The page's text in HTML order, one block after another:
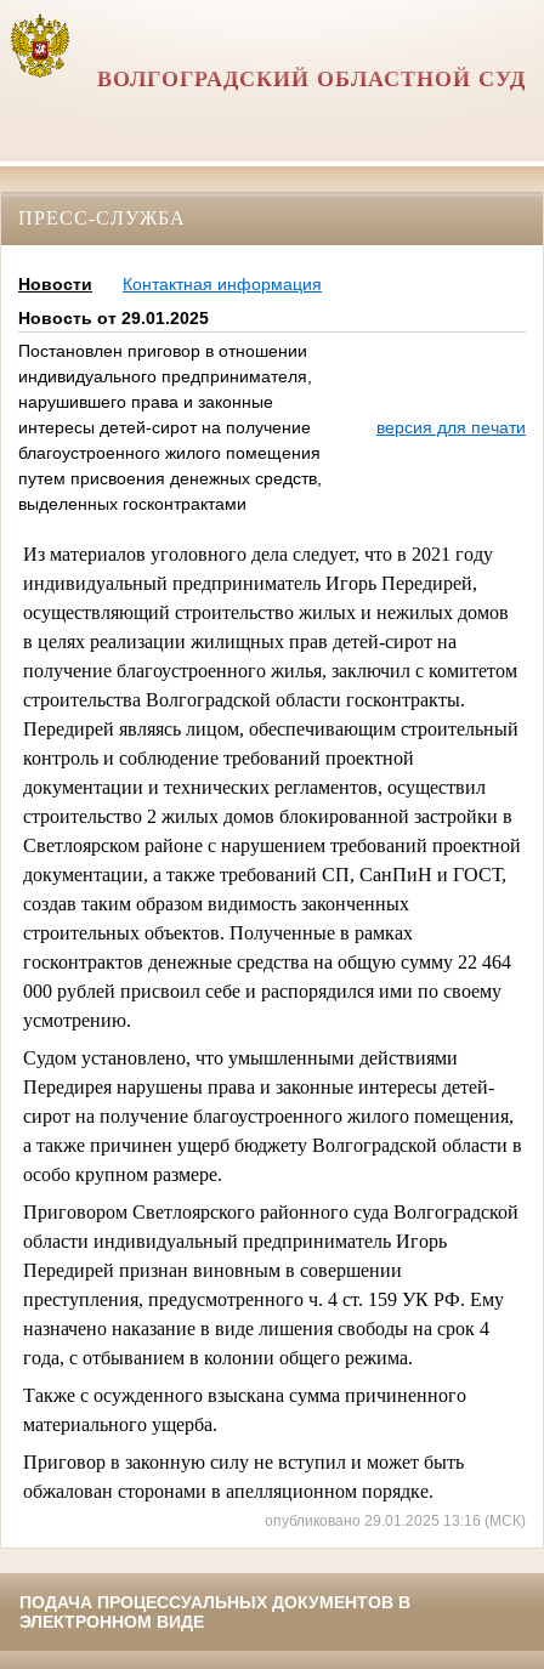
ВОЛГОГРАДСКИЙ ОБЛАСТНОЙ СУД
ПРЕСС-СЛУЖБА
Новости
Контактная информация
Новость от 29.01.2025
Постановлен приговор в отношении
индивидуального предпринимателя,
нарушившего права и законные
интересы детей-сирот на получение
благоустроенного жилого помещения
путем присвоения денежных средств,
выделенных госконтрактами
версия для печати
Из материалов уголовного дела следует, что в 2021 году
индивидуальный предприниматель Игорь Передирей,
осуществляющий строительство жилых и нежилых домов
в целях реализации жилищных прав детей-сирот на
получение благоустроенного жилья, заключил с комитетом
строительства Волгоградской области госконтракты.
Передирей являясь лицом, обеспечивающим строительный
контроль и соблюдение требований проектной
документации и технических регламентов, осуществил
строительство 2 жилых домов блокированной застройки в
Светлоярском районе с нарушением требований проектной
документации, а также требований СП, СанПиН и ГОСТ,
создав таким образом видимость законченных
строительных объектов. Полученные в рамках
госконтрактов денежные средства на общую сумму 22 464
000 рублей присвоил себе и распорядился ими по своему
усмотрению.
Судом установлено, что умышленными действиями
Передирея нарушены права и законные интересы детей-
сирот на получение благоустроенного жилого помещения,
а также причинен ущерб бюджету Волгоградской области в
особо крупном размере.
Приговором Светлоярского районного суда Волгоградской
области индивидуальный предприниматель Игорь
Передирей признан виновным в совершении
преступления, предусмотренного ч. 4 ст. 159 УК РФ. Ему
назначено наказание в виде лишения свободы на срок 4
года, с отбыванием в колонии общего режима.
Также с осужденного взыскана сумма причиненного
материального ущерба.
Приговор в законную силу не вступил и может быть
обжалован сторонами в апелляционном порядке.
опубликовано 29.01.2025 13:16 (МСК)
ПОДАЧА ПРОЦЕССУАЛЬНЫХ ДОКУМЕНТОВ В
ЭЛЕКТРОННОМ ВИДЕ